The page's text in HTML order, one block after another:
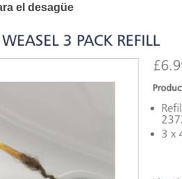
el desagüe